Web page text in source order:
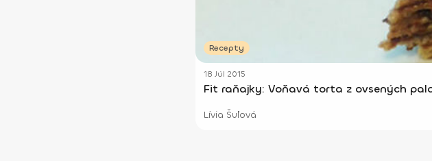
Recepty
18 Júl 2015
Fit raňajky: Voňavá torta z ovsených
Lívia Šuľová